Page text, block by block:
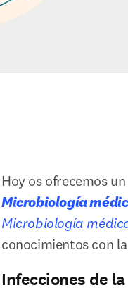
Hoy os ofrecemos
Microbiología
Microbiología
conocimientos con
Infecciones de